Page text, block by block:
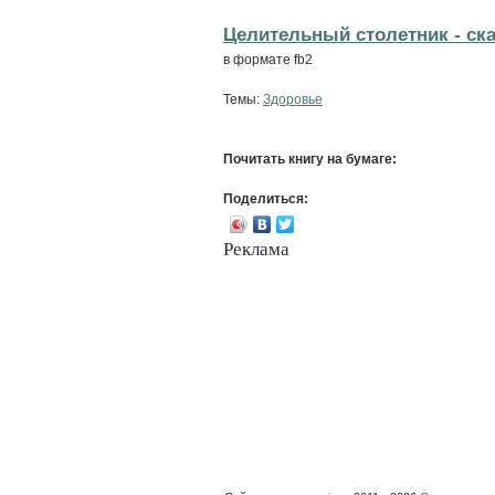
Целительный столетник -
в формате fb2
Темы: Здоровье
Почитать книгу на бумаге:
Поделиться:
Реклама